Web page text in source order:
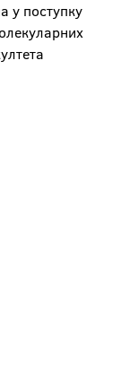
у поступку